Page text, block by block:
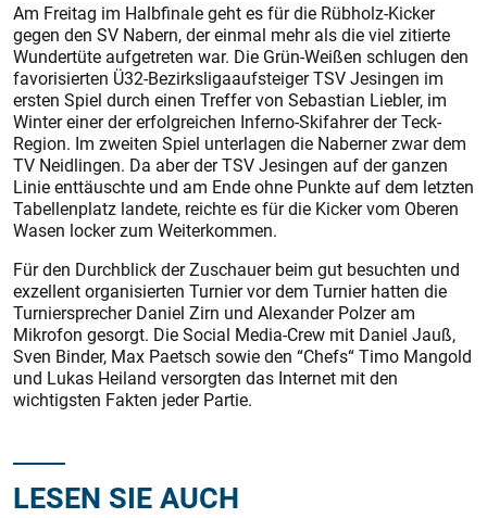
Am Freitag im Halbfinale geht es für die Rübholz-Kicker
gegen den SV Nabern, der einmal mehr als die viel zitierte
Wundertüte aufgetreten war. Die Grün-Weißen schlugen den
favorisierten Ü32-Bezirksligaaufsteiger TSV Jesingen im
ersten Spiel durch einen Treffer von Sebastian Liebler, im
Winter einer der erfolgreichen Inferno-Skifahrer der Teck-
Region. Im zweiten Spiel unterlagen die Naberner zwar dem
TV Neidlingen. Da aber der TSV Jesingen auf der ganzen
Linie enttäuschte und am Ende ohne Punkte auf dem letzten
Tabellenplatz landete, reichte es für die Kicker vom Oberen
Wasen locker zum Weiterkommen.
Für den Durchblick der Zuschauer beim gut besuchten und
exzellent organisierten Turnier vor dem Turnier hatten die
Turniersprecher Daniel Zirn und Alexander Polzer am
Mikrofon gesorgt. Die Social Media-Crew mit Daniel Jauß,
Sven Binder, Max Paetsch sowie den “Chefs“ Timo Mangold
und Lukas Heiland versorgten das Internet mit den
wichtigsten Fakten jeder Partie.
LESEN SIE AUCH